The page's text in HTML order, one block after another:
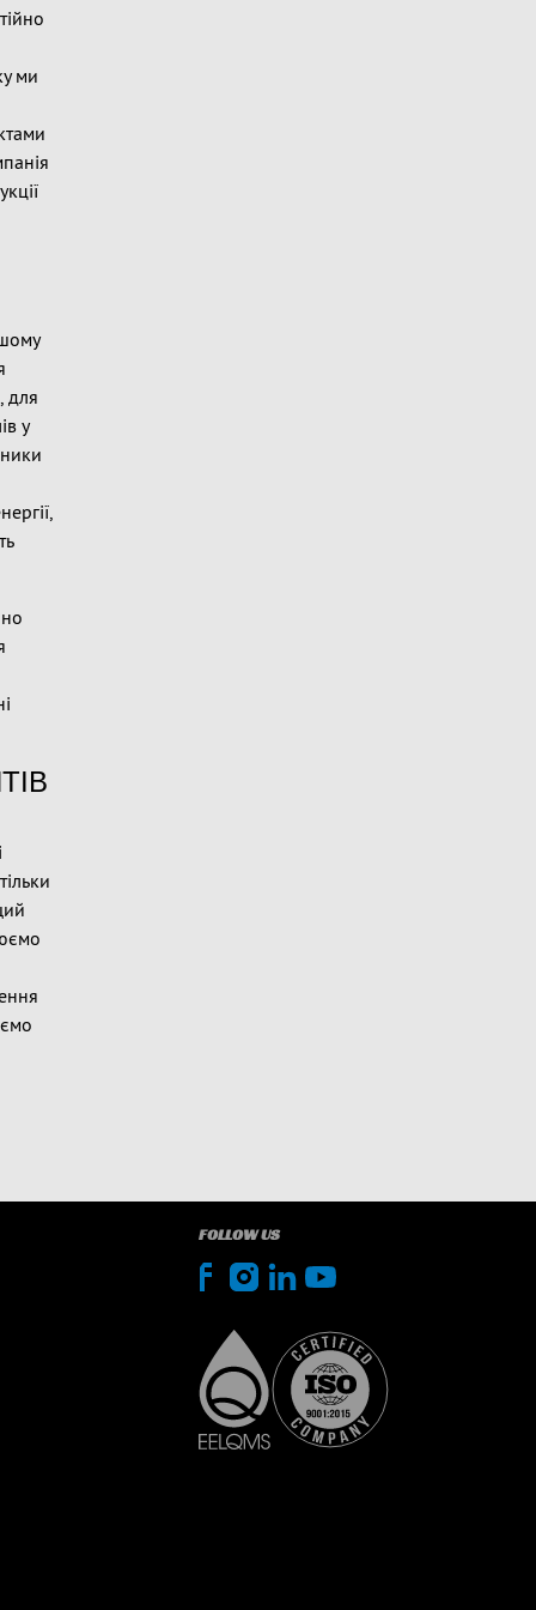
ми
для
у
FOLLOW US